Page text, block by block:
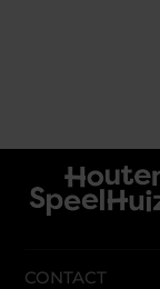
CONTACT